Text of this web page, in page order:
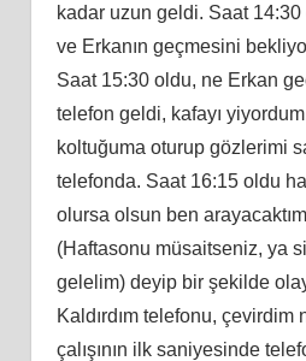
kadar uzun geldi. Saat 14:30
ve Erkanın geçmesini
Saat 15:30 oldu, ne Erkan
telefon geldi, kafayı
koltuğuma oturup gözlerimi
telefonda. Saat 16:15 oldu
olursa olsun ben
(Haftasonu müsaitseniz, ya
gelelim) deyip bir şekilde
Kaldırdım telefonu, çevirdim
çalışının ilk saniyesinde